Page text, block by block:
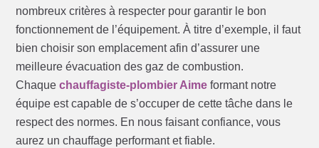
nombreux critères à respecter pour garantir le bon
fonctionnement de l’équipement. À titre d’exemple, il faut
bien choisir son emplacement afin d’assurer une
meilleure évacuation des gaz de combustion.
Chaquechauffagiste-plombier Aime formant notre
équipe est capable de s’occuper de cette tâche dans le
respect des normes. En nous faisant confiance, vous
aurez un chauffage performant et fiable.